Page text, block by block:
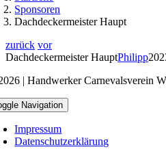
Sponsoren
Dachdeckermeister Haupt
zurück vor
Dachdeckermeister HauptPhilipp
| Handwerker Carnevalsverein
Navigation
Impressum
Datenschutzerklärung